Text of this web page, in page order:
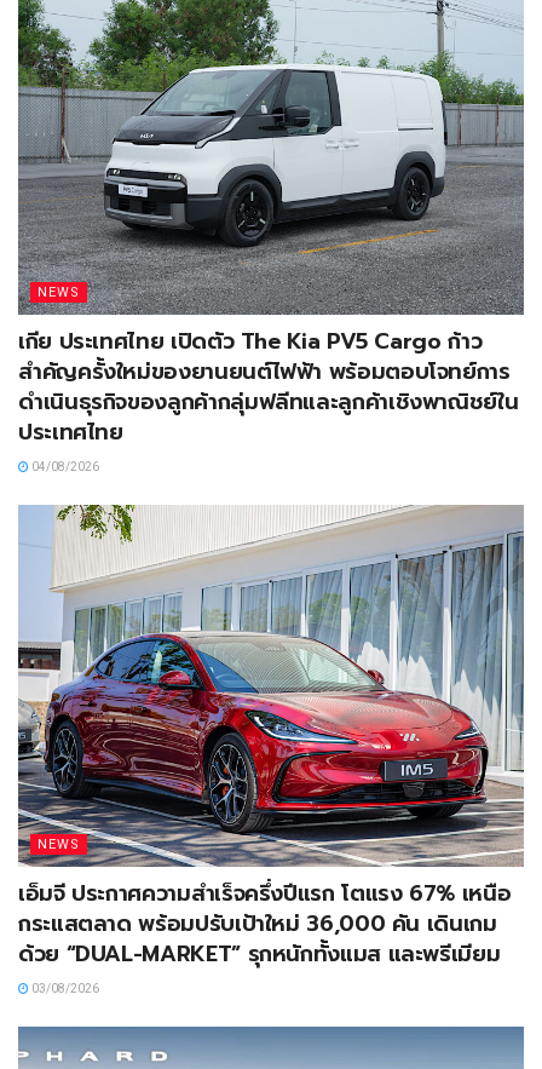
NEWS
เกีย ประเทศไทย เปิดตัว The Kia PV5 Cargo ก้าว
สำคัญครั้งใหม่ของยานยนต์ไฟฟ้า พร้อมตอบโจทย์การ
ดำเนินธุรกิจของลูกค้ากลุ่มฟลีทและลูกค้าเชิงพาณิชย์ใน
ประเทศไทย
04/08/2026
NEWS
เอ็มจี ประกาศความสำเร็จครึ่งปีแรก โตแรง 67% เหนือ
กระแสตลาด พร้อมปรับเป้าใหม่ 36,000 คัน เดินเกม
ด้วย “DUAL-MARKET” รุกหนักทั้งแมส และพรีเมียม
03/08/2026